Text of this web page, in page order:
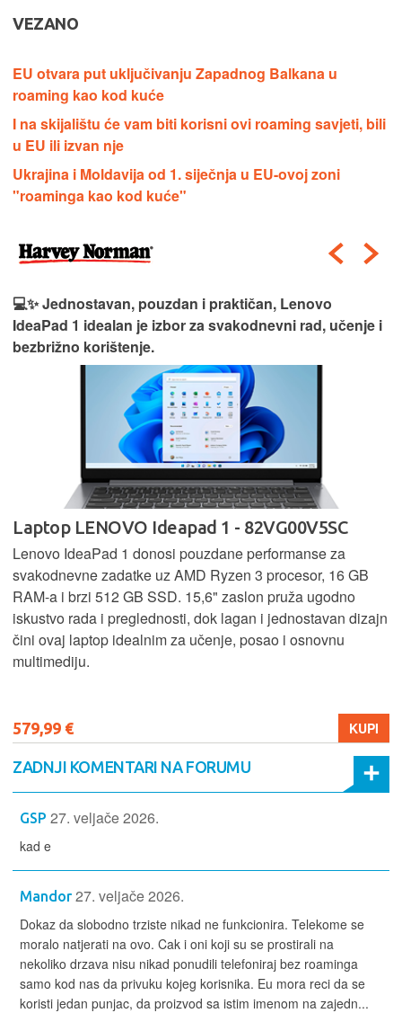
VEZANO
EU otvara put uključivanju Zapadnog Balkana u
roaming kao kod kuće
I na skijalištu će vam biti korisni ovi roaming savjeti, bili
u EU ili izvan nje
Ukrajina i Moldavija od 1. siječnja u EU-ovoj zoni
"roaminga kao kod kuće"
💻✨ Jednostavan, pouzdan i praktičan, Lenovo
IdeaPad 1 idealan je izbor za svakodnevni rad, učenje i
bezbrižno korištenje.
Laptop LENOVO Ideapad 1 - 82VG00V5SC
Lenovo IdeaPad 1 donosi pouzdane performanse za
svakodnevne zadatke uz AMD Ryzen 3 procesor, 16 GB
RAM-a i brzi 512 GB SSD. 15,6" zaslon pruža ugodno
iskustvo rada i preglednosti, dok lagan i jednostavan dizajn
čini ovaj laptop idealnim za učenje, posao i osnovnu
multimediju.
579,99 € KUPI
ZADNJI KOMENTARI NA FORUMU
GSP 27. veljače 2026.
kad e
Mandor 27. veljače 2026.
Dokaz da slobodno trziste nikad ne funkcionira. Telekome se
moralo natjerati na ovo. Cak i oni koji su se prostirali na
nekoliko drzava nisu nikad ponudili telefoniraj bez roaminga
samo kod nas da privuku kojeg korisnika. Eu mora reci da se
koristi jedan punjac, da proizvod sa istim imenom na zajedn...